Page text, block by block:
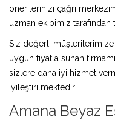
önerilerinizi çağrı
uzman ekibimiz
Siz değerli müşterilerimize
uygun fiyatla sunan
sizlere daha iyi hizmet
iyileştirilmektedir.
Amana Beyaz